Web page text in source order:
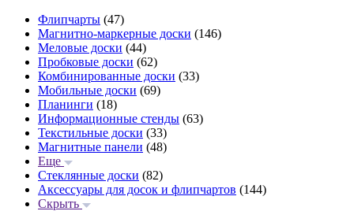
Флипчарты (47)
Магнитно-маркерные доски (146)
Меловые доски (44)
Пробковые доски (62)
Комбинированные доски (33)
Мобильные доски (69)
Планинги (18)
Информационные стенды (63)
Текстильные доски (33)
Магнитные панели (48)
Еще
Стеклянные доски (82)
Аксессуары для досок и флипчартов (144)
Скрыть